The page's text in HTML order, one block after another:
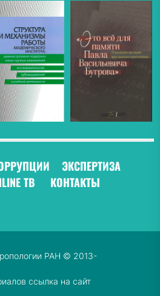
ЭКСПЕРТИЗА
ТВ КОНТАКТЫ
РАН © 2013-
ссылка на сайт